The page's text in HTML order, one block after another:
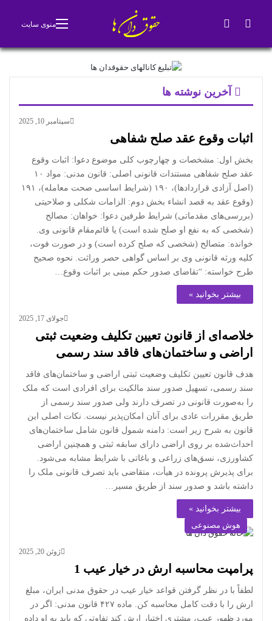
جستجو برای منوی سایت
آخرین نوشته ها
سپتامبر 10, 2025
اثبات وقوع عقد صلح شفاهی
بخش اول: مشخصات و چهارچوب کلی موضوع دعوا: اثبات وقوع
عقد صلح شفاهی مستندات قانونی اصلی: قانون مدنی: مواد ۱۰
(اصل آزادی قراردادها)، ۱۹۰ (شرایط اساسی صحت معامله)، ۱۹۱
(وقوع عقد به قصد انشاء بخش دوم: الزامات شکلی و صلاحیتی
(بررسی‌های مقدماتی) شرایط طرفین دعوا: خواهان: مصالح
(شخصی که به نفع او صلح شده است) یا قائم‌مقام قانونی وی.
خوانده: متصالح (شخصی که صلح کرده است) و در صورت فوت،
کلیه ورثه قانونی وی بر اساس گواهی حصر وراثت. نحوه صحیح
طرح خواسته: “تقاضای صدور حکم مبنی بر اثبات وقوع…
بیشتر بخوانید »
جولای 17, 2025
خلاصه‌ای از قانون تعیین تکلیف وضعیت ثبتی
اراضی و ساختمان‌های فاقد سند رسمی
هدف قانون تعیین تکلیف وضعیت ثبتی اراضی و ساختمان‌های فاقد
سند رسمی، تسهیل صدور سند مالکیت برای افرادی است که ملک
را به‌صورت قانونی در تصرف دارند ولی صدور سند رسمی از
طریق مقررات عادی برای آنان امکان‌پذیر نیست. نکات اصلی این
قانون به شرح زیر است: دامنه شمول قانون شامل ساختمان‌های
احداث‌شده بر روی اراضی دارای سابقه ثبتی و همچنین اراضی
کشاورزی، نسق‌های زراعی و باغاتی با شرایط مشابه می‌شود.
برای پذیرش پرونده در هیأت، متقاضی باید تصرف قانونی ملک را
داشته باشد و صدور سند از طریق مسیر…
بیشتر بخوانید »
هوش مصنوعی
ژوئن 20, 2025
پرامپت محاسبه ارش در خیار عیب 1
لطفاً با در نظر گرفتن قواعد خیار عیب در حقوق مدنی ایران، مبلغ
ارش را با دقت کامل محاسبه کن. ماده ۴۲۷ قانون مدنی: اگر در
مورد ظهور عیب، مشتری اختیار ارش کند تفاوتی که باید به او داده